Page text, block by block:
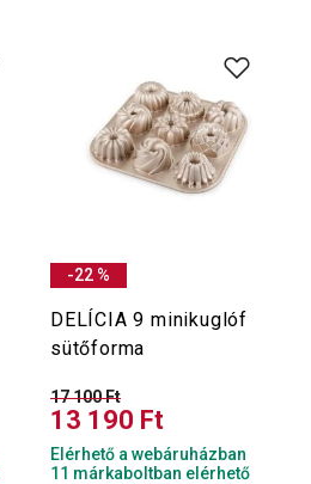
-22 %
DELÍCIA 9 minikuglóf
sütőforma
17 100 Ft
13 190 Ft
Elérhető a webáruházban
11 márkaboltban elérhető